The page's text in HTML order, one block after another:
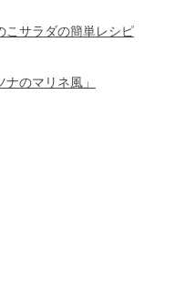
こサラダの簡単レシピ
のマリネ風」